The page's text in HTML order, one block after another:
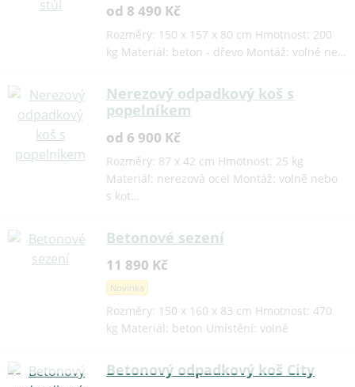
od 8 490 Kč
Rozměry: 150 x 157 x 80 cm Hmotnost: 200
kg Materiál: beton - dřevo Montáž: volně ne…
Nerezový odpadkový koš s
popelníkem
od 6 900 Kč
Rozměry: 87 x 42 cm Hmotnost: 25 kg
Materiál: nerezová ocel Montáž: volně nebo
s kot…
Betonové sezení
11 890 Kč
Novinka
Rozměry: 150 x 160 x 83 cm Hmotnost: 470
kg Materiál: beton Umístění: volně
Betonový odpadkový koš City